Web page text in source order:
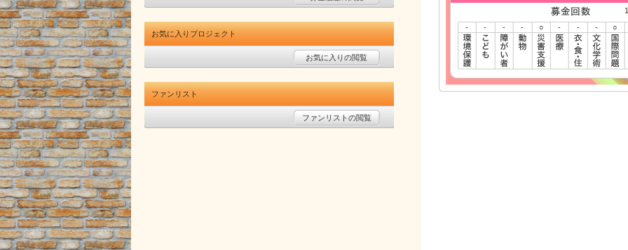
1
-
- - - ○ - - - ○
お気に入りプロジェクト
お気に入りの閲覧
ファンリスト
ファンリストの閲覧